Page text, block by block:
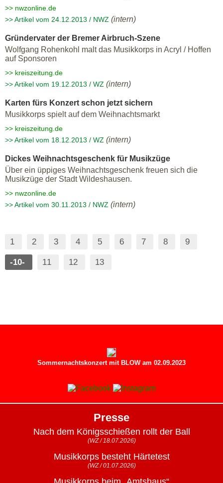
>> nwzonline.de
>> Artikel vom 24.12.2013 / NWZ (intern)
Gründervater der Bremer Airbruch-Szene
Wolfgang Rohenkohl malt das Musikkorps in Acryl / Hoffen
auf Sponsoren
>> kreiszeitung.de
>> Artikel vom 19.12.2013 / WZ (intern)
Karten fürs Konzert schon jetzt sichern
Musikkorps spielt auf dem Weihnachtsmarkt
>> kreiszeitung.de
>> Artikel vom 18.12.2013 / WZ (intern)
Dickes Weihnachtsgeschenk für Musikzüge
Über ein üppiges Weihnachtsgeschenk freuen sich die
Musikzüge der Stadt Wildeshausen.
>> nwzonline.de
>> Artikel vom 30.11.2013 / NWZ (intern)
1 2 3 4 5 6 7 8 9
-10- 11 12 13
Sommernachtskonzert mit BLOW am 02.09.2023
Presse
Nach dem Königsschießen rollt der Ball
(WZ / 18.07.2026)
Musikkorps besteht Härtetest
(WZ / 01.07.2026)